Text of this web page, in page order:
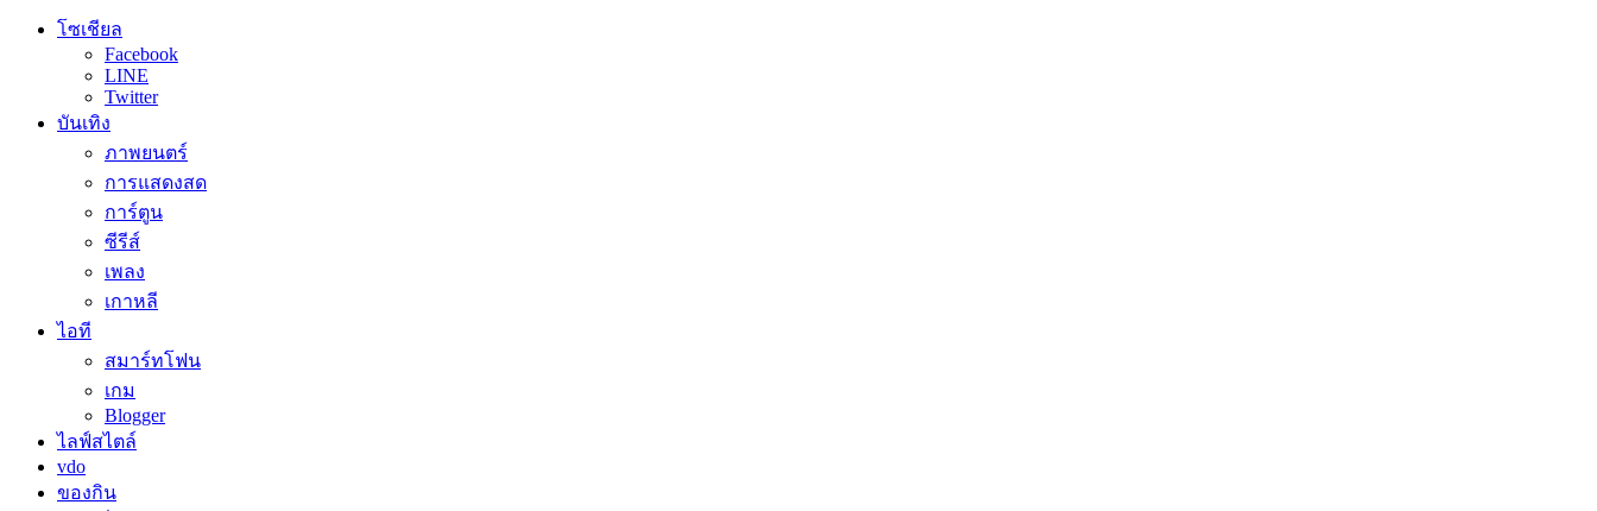
โซเชียล
Facebook
LINE
Twitter
บันเทิง
ภาพยนตร์
การแสดงสด
การ์ตูน
ซีรีส์
เพลง
เกาหลี
ไอที
สมาร์ทโฟน
เกม
Blogger
ไลฟ์สไตล์
vdo
ของกิน